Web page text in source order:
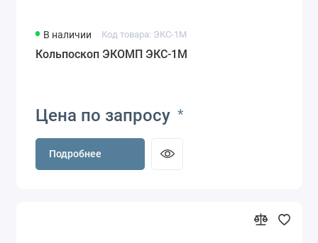
В наличии Код товара: ЭКС-1М
Кольпоскоп ЭКОМП ЭКС-1М
Цена по запросу *
Подробнее